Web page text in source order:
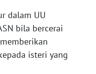
dalam UU
bila bercerai
isteri yang